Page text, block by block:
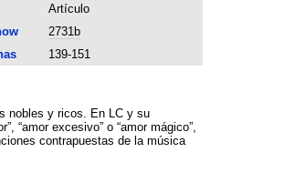
Artículo
2731b
139-151
nobles y ricos. En LC y su
“amor excesivo” o “amor mágico”,
contrapuestas de la música